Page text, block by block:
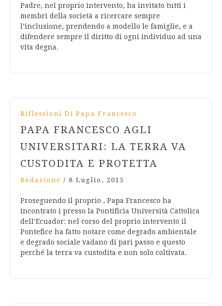
Padre, nel proprio intervento, ha invitato tutti i
membri della società a ricercare sempre
l’inclusione, prendendo a modello le famiglie, e a
difendere sempre il diritto di ogni individuo ad una
vita degna.
Riflessioni Di Papa Francesco
PAPA FRANCESCO AGLI
UNIVERSITARI: LA TERRA VA
CUSTODITA E PROTETTA
Redazione / 8 Luglio, 2015
Proseguendo il proprio , Papa Francesco ha
incontrato i presso la Pontificia Università Cattolica
dell’Ecuador: nel corso del proprio intervento il
Pontefice ha fatto notare come degrado ambientale
e degrado sociale vadano di pari passo e questo
perché la terra va custodita e non solo coltivata.